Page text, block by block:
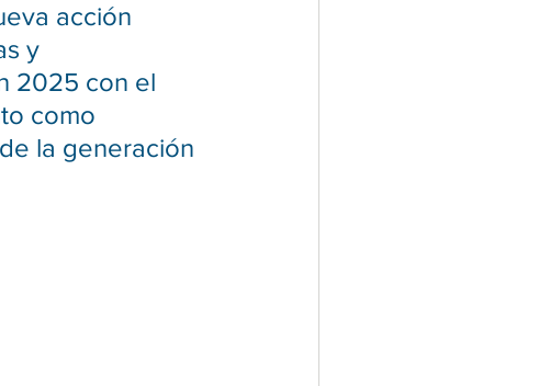
acción
y
2025 con el
como
la generación